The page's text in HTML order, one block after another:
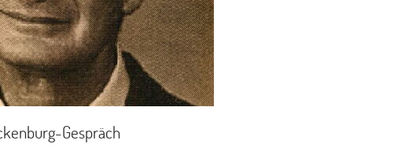
Gespräch